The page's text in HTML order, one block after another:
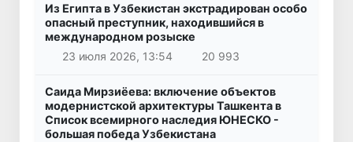
Из Египта в Узбекистан экстрадирован особо
опасный преступник, находившийся в
международном розыске
23 июля 2026, 13:54
20 993
Саида Мирзиёева: включение объектов
модернистской архитектуры Ташкента в
Список всемирного наследия ЮНЕСКО -
большая победа Узбекистана